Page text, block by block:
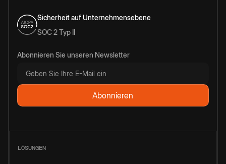
Sicherheit auf Unternehmensebene
SOC 2 Typ II
Abonnieren Sie unseren Newsletter
LÖSUNGEN